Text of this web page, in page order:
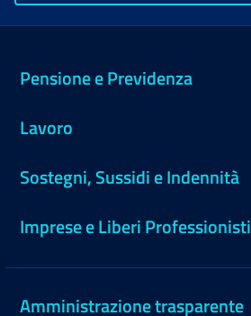
Pensione e Previdenza
Lavoro
Sostegni, Sussidi e Indennità
Imprese e Liberi Professionisti
Amministrazione trasparente